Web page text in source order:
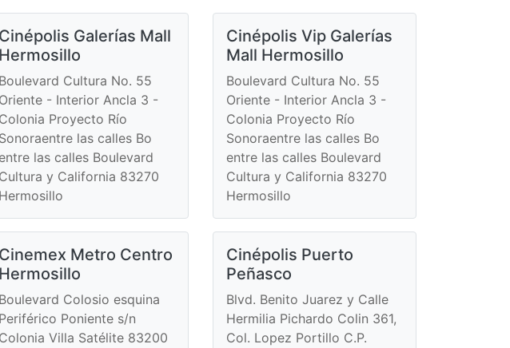
Cinépolis Galerías Mall
Hermosillo
Boulevard Cultura No. 55
Oriente - Interior Ancla 3 -
Colonia Proyecto Río
Sonoraentre las calles Bo
entre las calles Boulevard
Cultura y California 83270
Hermosillo
Cinépolis Vip Galerías
Mall Hermosillo
Boulevard Cultura No. 55
Oriente - Interior Ancla 3 -
Colonia Proyecto Río
Sonoraentre las calles Bo
entre las calles Boulevard
Cultura y California 83270
Hermosillo
Cinemex Metro Centro
Hermosillo
Boulevard Colosio esquina
Periférico Poniente s/n
Colonia Villa Satélite 83200
Cinépolis Puerto
Peñasco
Blvd. Benito Juarez y Calle
Hermilia Pichardo Colin 361,
Col. Lopez Portillo C.P.